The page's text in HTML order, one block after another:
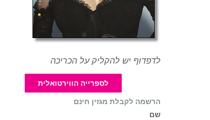
לדפדוף יש להקליק על הכריכה
לספרייה הווירטואלית
הרשמה לקבלת מגזין חינם
שם